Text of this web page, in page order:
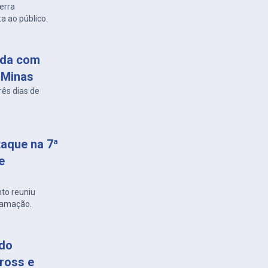
ao público.
com
dias de
na 7ª
reuniu
e